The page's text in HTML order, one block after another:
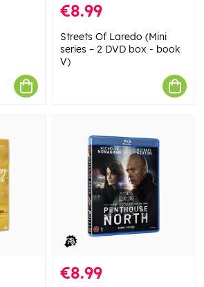
€8.99
Streets Of Laredo (Mini
series – 2 DVD box - book
V)
€8.99